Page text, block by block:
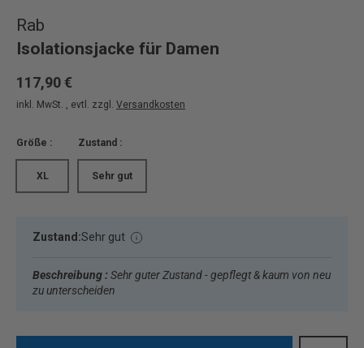
Rab
Isolationsjacke für Damen
117,90 €
inkl. MwSt. , evtl. zzgl. Versandkosten
Größe :
XL
Zustand :
Sehr gut
Zustand:Sehr gut
Beschreibung : Sehr guter Zustand - gepflegt & kaum von neu
zu unterscheiden